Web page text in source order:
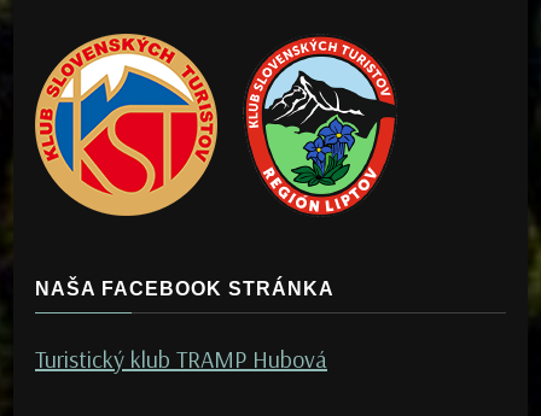
NAŠA FACEBOOK STRÁNKA
Turistický klub TRAMP Hubová